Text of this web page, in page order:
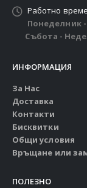
Работно
Понеделник -
Събота -
ИНФОРМАЦИЯ
За Нас
Доставка
Контакти
Бисквитки
Общи условия
Връщане или
ПОЛЕЗНО